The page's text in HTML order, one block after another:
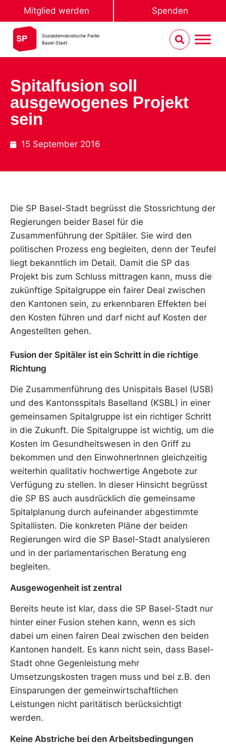
Mitglied werden Spenden
Sozialdemokratische Partei
Basel-Stadt
Spitalfusion soll
ausgewogenes Projekt
sein
15 September 2016
Die SP Basel-Stadt begrüsst die Stossrichtung der
Regierungen beider Basel für die
Zusammenführung der Spitäler. Sie wird den
politischen Prozess eng begleiten, denn der Teufel
liegt bekanntlich im Detail. Damit die SP das
Projekt bis zum Schluss mittragen kann, muss die
zukünftige Spitalgruppe ein fairer Deal zwischen
den Kantonen sein, zu erkennbaren Effekten bei
den Kosten führen und darf nicht auf Kosten der
Angestellten gehen.
Fusion der Spitäler ist ein Schritt in die richtige
Richtung
Die Zusammenführung des Unispitals Basel (USB)
und des Kantonsspitals Baselland (KSBL) in einer
gemeinsamen Spitalgruppe ist ein richtiger Schritt
in die Zukunft. Die Spitalgruppe ist wichtig, um die
Kosten im Gesundheitswesen in den Griff zu
bekommen und den EinwohnerInnen gleichzeitig
weiterhin qualitativ hochwertige Angebote zur
Verfügung zu stellen. In dieser Hinsicht begrüsst
die SP BS auch ausdrücklich die gemeinsame
Spitalplanung durch aufeinander abgestimmte
Spitallisten. Die konkreten Pläne der beiden
Regierungen wird die SP Basel-Stadt analysieren
und in der parlamentarischen Beratung eng
begleiten.
Ausgewogenheit ist zentral
Bereits heute ist klar, dass die SP Basel-Stadt nur
hinter einer Fusion stehen kann, wenn es sich
dabei um einen fairen Deal zwischen den beiden
Kantonen handelt. Es kann nicht sein, dass Basel-
Stadt ohne Gegenleistung mehr
Umsetzungskosten tragen muss und bei z.B. den
Einsparungen der gemeinwirtschaftlichen
Leistungen nicht paritätisch berücksichtigt
werden.
Keine Abstriche bei den Arbeitsbedingungen